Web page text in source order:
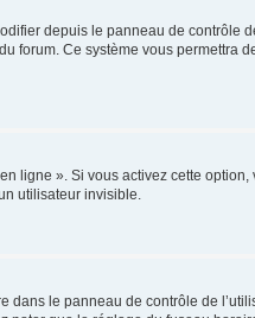
depuis le panneau de contrôle
forum. Ce système vous permettra
ligne ». Si vous activez cette option,
utilisateur invisible.
dans le panneau de contrôle de